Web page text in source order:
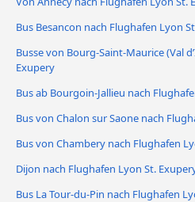
Bus Besancon nach Flughafen Lyon
Busse von Bourg-Saint-Maurice (Val
Exupery
Bus ab Bourgoin-Jallieu nach
Bus von Chalon sur Saone nach
Bus von Chambery nach Flughafen
Dijon nach Flughafen Lyon St.
Bus La Tour-du-Pin nach Flughafen